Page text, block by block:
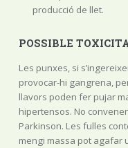
producció de llet.
POSSIBLE
Les punxes, si
provocar-hi gangrena,
llavors poden fer pujar
hipertensos. No
Parkinson. Les fulles
mengi massa pot agafar